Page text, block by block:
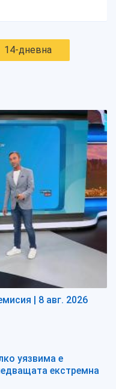
14-дневна
| 8 авг. 2026
уязвима е
екстремна